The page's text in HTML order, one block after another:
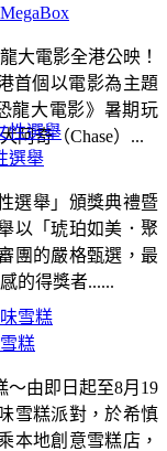
大電影全港公映！
首個以電影為主題
龍大電影》暑期玩
阿奇（Chase）...
糕
～由即日起至8月19
雪糕派對，於希慎
本地創意雪糕店，
選舉
選舉」頒獎典禮暨
以「琥珀如美．聚
團的嚴格甄選，最
的得獎者......